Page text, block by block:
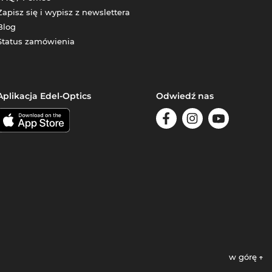
się i wypisz z newslettera
zamówienia
Edel-Optics Odwiedź nas
w górę